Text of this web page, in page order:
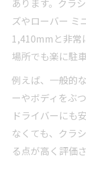
あります。クラ
ズやローバー ミ
1,410mmと非常
場所でも楽に駐
例えば、一般的
ーやボディをぶ
ドライバーにも
なくても、クラ
る点が高く評価